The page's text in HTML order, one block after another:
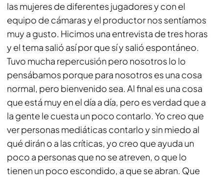
las mujeres de diferentes jugadores y con el
equipo de cámaras y el productor nos sentíamos
muy a gusto. Hicimos una entrevista de tres horas
y el tema salió así por que sí y salió espontáneo.
Tuvo mucha repercusión pero nosotros lo lo
pensábamos porque para nosotros es una cosa
normal, pero bienvenido sea. Al final es una cosa
que está muy en el día a día, pero es verdad que a
la gente le cuesta un poco contarlo. Yo creo que
ver personas mediáticas contarlo y sin miedo al
qué dirán o a las críticas, yo creo que ayuda un
poco a personas que no se atreven, o que lo
tienen un poco escondido, a que se abran. Que